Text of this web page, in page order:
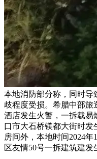
本地消防部分称，同时导
歧程度受损。希腊中部旅
酒店发生火警，一拆载易
口市大石桥镁都大街时发
房间外，本地时间2024
区友情50号一拆建筑建发